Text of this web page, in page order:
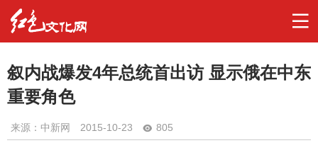
叙内战爆发4年总统首出访 显示俄在中东
重要角色
来源：中新网 2015-10-23 805